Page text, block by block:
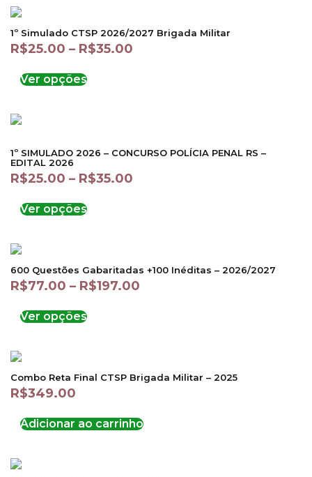
1º Simulado CTSP 2026/2027 Brigada Militar
R$25.00 – R$35.00
Ver opções
1º SIMULADO 2026 – CONCURSO POLÍCIA PENAL RS –
EDITAL 2026
R$25.00 – R$35.00
Ver opções
600 Questões Gabaritadas +100 Inéditas – 2026/2027
R$77.00 – R$197.00
Ver opções
Combo Reta Final CTSP Brigada Militar – 2025
R$349.00
Adicionar ao carrinho